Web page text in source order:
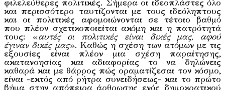
φιλελεύθερες πολιτικές. Σήμερα οι ιδεοπλάστες όλο
και περισσότερο ταυτίζονται με τους ιδεόληπτους
και οι πολιτικές αφομοιώνονται σε τέτοιο βαθμό
που πλέον σχετικοποιείται ακόμη και η πατρότητά
τους: «αυτές οι πολιτικές είναι δικές μας, αφού
έγιναν δικές μας». Καθώς η σχέση των ατόμων με τις
εξουσίες είναι πλέον μια σχέση παραίτησης,
ακατανοησίας και αδιαφορίας το να δηλώνεις
καθαρά και με θάρρος πώς οραματίζεσαι τον κόσμο,
είναι -εκτός από ρήτρα συνειδήσεως- και το πρώτο
βήμα στην απόπειρα άρθρωσης ενός δημοκρατικού